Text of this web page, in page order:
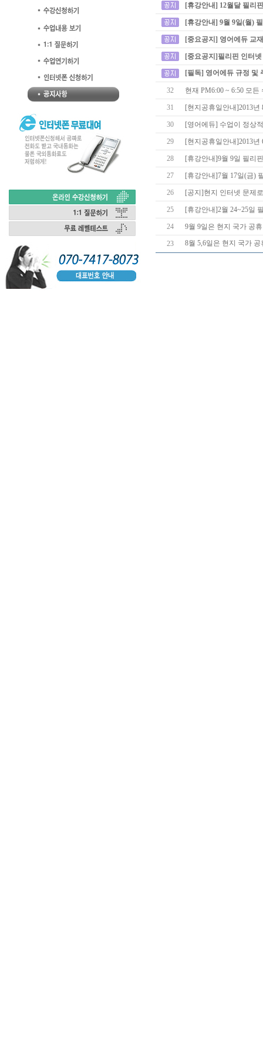
[휴강안내] 12월달 필리
[휴강안내] 9월 9일(월)
[중요공지] 영어에듀 교
[중요공지]필리핀 인터
[필독] 영어에듀 규정 및
32 현재 PM6:00 ~ 6:50 모
31 [현지공휴일안내]2013
30 [영어에듀] 수업이 정상
29 [현지공휴일안내]2013
28 [휴강안내]9월 9일 필리
27 [휴강안내]7월 17일(금)
26 [공지]현지 인터넷 문제
25 [휴강안내]2월 24~25일
24 9월 9일은 현지 국가 공
23 8월 5,6일은 현지 국가